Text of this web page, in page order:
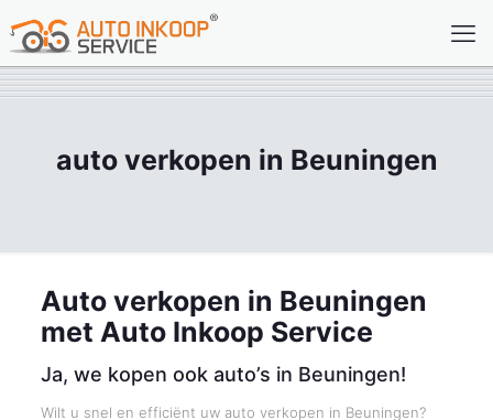
auto verkopen in Beuningen
Auto verkopen in Beuningen
met Auto Inkoop Service
Ja, we kopen ook auto’s in Beuningen!
Wilt u snel en efficiënt uw auto verkopen in Beuningen?